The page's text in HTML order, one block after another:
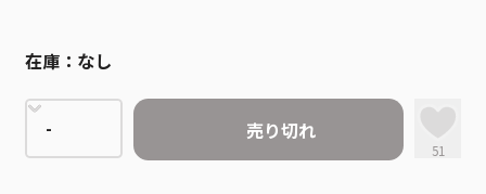
在庫： なし
売り切れ
51